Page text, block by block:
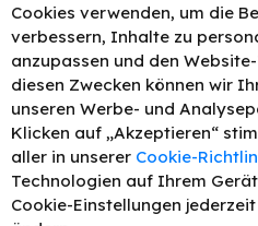
TONEX alternativ für
Brother LC-223C Tinte
Cyan bis zu 650 Seiten
10ml
TONEX alternativ für
Brother LC-223M Tinte
Magenta bis zu 650
Seiten 10ml
TONEX alternativ für
Brother LC-223Y Tinte
Cookies verwenden, um die
verbessern, Inhalte zu
anzupassen und den
diesen Zwecken können wir
unseren Werbe- und
Klicken auf „Akzeptieren“
aller in unserer Cookie-
Technologien auf Ihrem
Cookie-Einstellungen